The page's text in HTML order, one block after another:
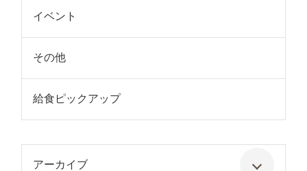
イベント
その他
給食ピックアップ
アーカイブ